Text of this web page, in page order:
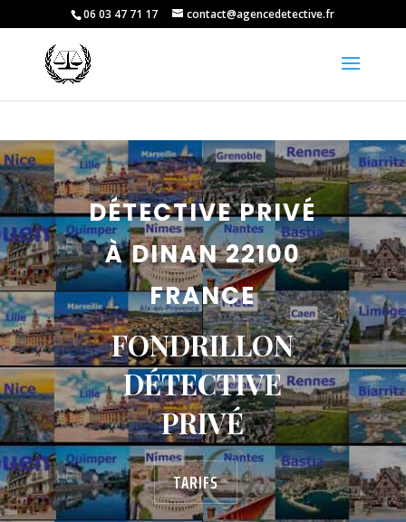
06 03 47 71 17 contact@agencedetective.fr
DÉTECTIVE PRIVÉ
À DINAN 22100
FRANCE
FONDRILLON
DÉTECTIVE
PRIVÉ
TARIFS